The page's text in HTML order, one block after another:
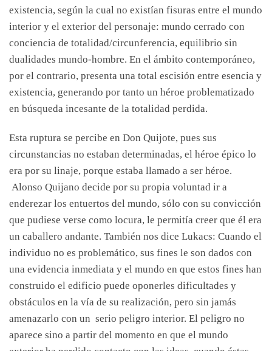
existencia, según la cual no existían fisuras entre el mundo
interior y el exterior del personaje: mundo cerrado con
conciencia de totalidad/circunferencia, equilibrio sin
dualidades mundo-hombre. En el ámbito contemporáneo,
por el contrario, presenta una total escisión entre esencia y
existencia, generando por tanto un héroe problematizado
en búsqueda incesante de la totalidad perdida.
Esta ruptura se percibe en Don Quijote, pues sus
circunstancias no estaban determinadas, el héroe épico lo
era por su linaje, porque estaba llamado a ser héroe.
Alonso Quijano decide por su propia voluntad ir a
enderezar los entuertos del mundo, sólo con su convicción
que pudiese verse como locura, le permitía creer que él era
un caballero andante. También nos dice Lukacs: Cuando el
individuo no es problemático, sus fines le son dados con
una evidencia inmediata y el mundo en que estos fines han
construido el edificio puede oponerles dificultades y
obstáculos en la vía de su realización, pero sin jamás
amenazarlo con un serio peligro interior. El peligro no
aparece sino a partir del momento en que el mundo